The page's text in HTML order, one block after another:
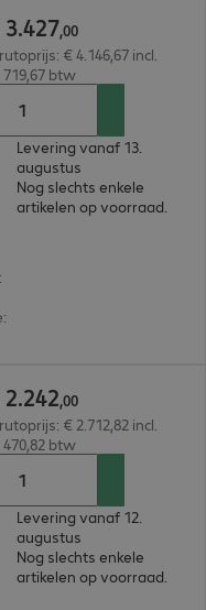
:
:
3.427,00
€ 4.146,67 incl.
719,67 btw
Levering vanaf 13.
augustus
Nog slechts enkele
artikelen op voorraad.
2.242,00
€ 2.712,82 incl.
470,82 btw
Levering vanaf 12.
augustus
Nog slechts enkele
artikelen op voorraad.